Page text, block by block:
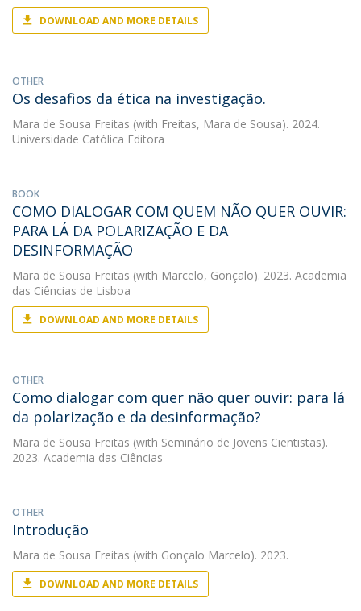
DOWNLOAD AND MORE DETAILS
OTHER
Os desafios da ética na investigação.
Mara de Sousa Freitas (with Freitas, Mara de Sousa). 2024.
Universidade Católica Editora
BOOK
COMO DIALOGAR COM QUEM NÃO QUER OUVIR:
PARA LÁ DA POLARIZAÇÃO E DA
DESINFORMAÇÃO
Mara de Sousa Freitas (with Marcelo, Gonçalo). 2023. Academia
das Ciências de Lisboa
DOWNLOAD AND MORE DETAILS
OTHER
Como dialogar com quer não quer ouvir: para lá
da polarização e da desinformação?
Mara de Sousa Freitas (with Seminário de Jovens Cientistas).
2023. Academia das Ciências
OTHER
Introdução
Mara de Sousa Freitas (with Gonçalo Marcelo). 2023.
DOWNLOAD AND MORE DETAILS